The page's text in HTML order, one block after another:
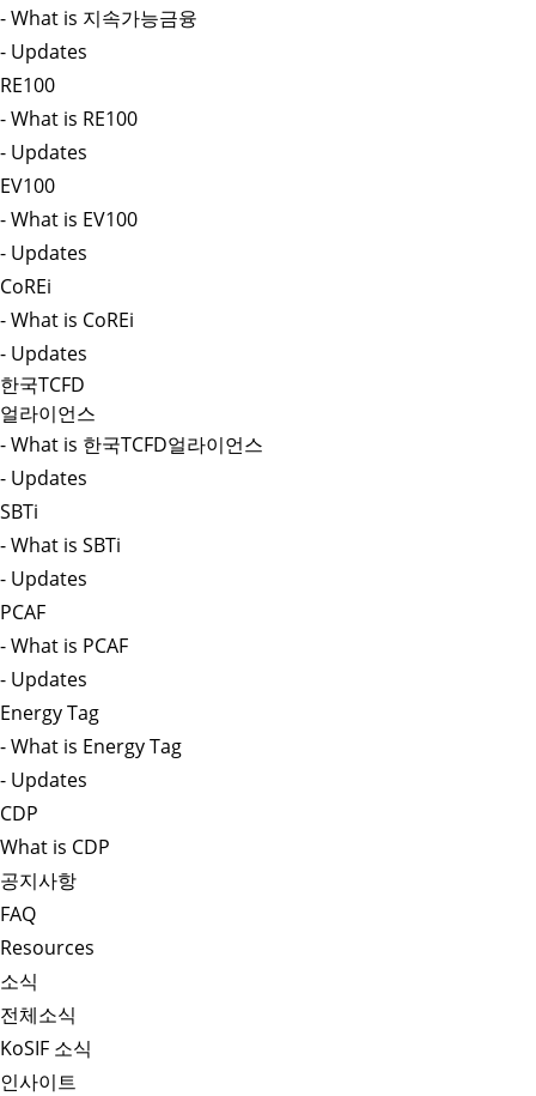
- What is 지속가능금융
- Updates
RE100
- What is RE100
- Updates
EV100
- What is EV100
- Updates
CoREi
- What is CoREi
- Updates
한국TCFD
얼라이언스
- What is 한국TCFD얼라이언스
- Updates
SBTi
- What is SBTi
- Updates
PCAF
- What is PCAF
- Updates
Energy Tag
- What is Energy Tag
- Updates
CDP
What is CDP
공지사항
FAQ
Resources
소식
전체소식
KoSIF 소식
인사이트